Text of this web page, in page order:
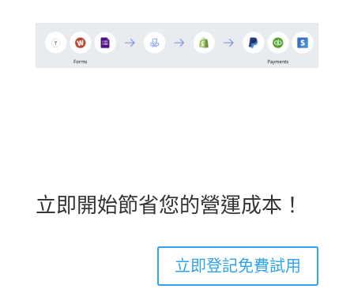
立即開始節省您的營運成本！
立即登記免費試用